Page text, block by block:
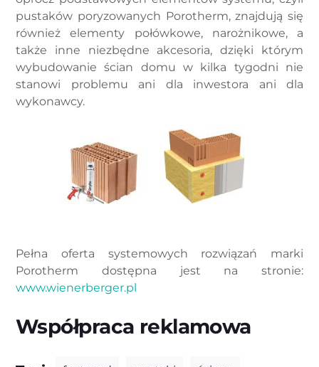
pustaków poryzowanych Porotherm, znajdują się
również elementy połówkowe, narożnikowe, a
także inne niezbędne akcesoria, dzięki którym
wybudowanie ścian domu w kilka tygodni nie
stanowi problemu ani dla inwestora ani dla
wykonawcy.
Pełna oferta systemowych rozwiązań marki
Porotherm dostępna jest na stronie:
www.wienerberger.pl
Współpraca reklamowa